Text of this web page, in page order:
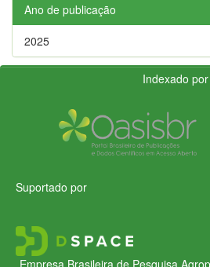
Ano de publicação
2025
Indexado por
Suportado por
Empresa Brasileira de Pesquisa